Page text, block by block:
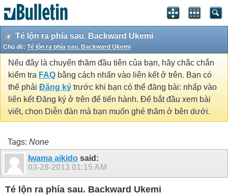
Té lộn ra phía sau. Backward Ukemi
Chủ đề: Té lộn ra phía sau. Backward Ukemi
Nếu đây là chuyến thăm đầu tiên của bạn, hãy chắc chắn
kiểm tra FAQ bằng cách nhấn vào liên kết ở trên. Bạn có
thể phải Đăng ký trước khi bạn có thể đăng bài: nhấp vào
liên kết Đăng ký ở trên để tiến hành. Để bắt đầu xem bài
viết, chọn Diễn đàn mà bạn muốn ghé thăm ở bên dưới.
Tags: None
Iwama aikido said:
03-28-2013 01:15 AM
Té lộn ra phía sau. Backward Ukemi